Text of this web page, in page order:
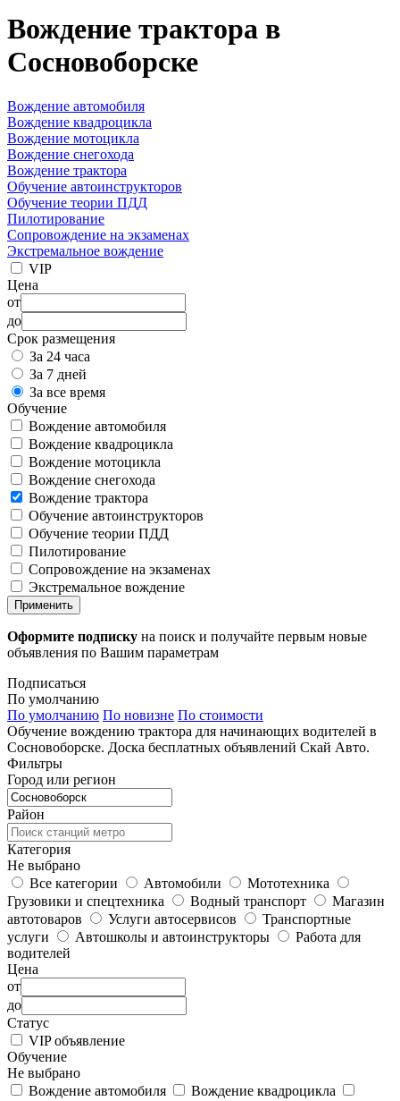
Вождение трактора в
Сосновоборске
Вождение автомобиля
Вождение квадроцикла
Вождение мотоцикла
Вождение снегохода
Вождение трактора
Обучение автоинструкторов
Обучение теории ПДД
Пилотирование
Сопровождение на экзаменах
Экстремальное вождение
VIP
Цена
от
до
Срок размещения
За 24 часа
За 7 дней
За все время
Обучение
Вождение автомобиля
Вождение квадроцикла
Вождение мотоцикла
Вождение снегохода
Вождение трактора
Обучение автоинструкторов
Обучение теории ПДД
Пилотирование
Сопровождение на экзаменах
Экстремальное вождение
Применить
Оформите подписку на поиск и получайте первым новые
объявления по Вашим параметрам
Подписаться
По умолчанию
По умолчанию По новизне По стоимости
Обучение вождению трактора для начинающих водителей в
Сосновоборске. Доска бесплатных объявлений Скай Авто.
Фильтры
Город или регион
Район
Категория
Не выбрано
Все категории
Автомобили
Мототехника
Грузовики и спецтехника
Водный транспорт
Магазин
автотоваров
Услуги автосервисов
Транспортные
услуги
Автошколы и автоинструкторы
Работа для
водителей
Цена
от
до
Статус
VIP объявление
Обучение
Не выбрано
Вождение автомобиля
Вождение квадроцикла